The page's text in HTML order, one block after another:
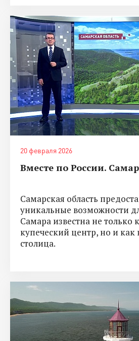
20 февраля 2026
Вместе по России.
Самарская область
уникальные возможности
Самара известна не только
купеческий центр, но и как
столица.